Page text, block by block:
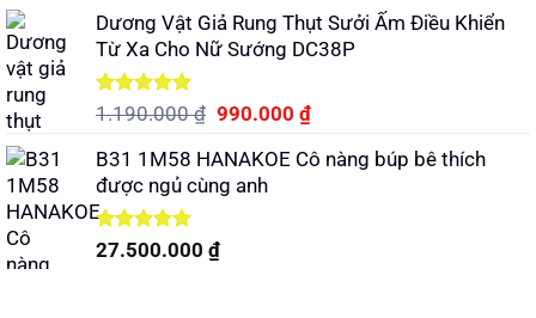
5 sao
là:
440.000 ₫.
tại
là:
Dương Vật Giả Rung Thụt Sưởi Ấm Điều Khiển
Từ Xa Cho Nữ Sướng DC38P
Được xếp
5 sao
1.190.000₫ Giá
là:
1.190.000 ₫.
990.000₫Giá
tại
B31 1M58 HANAKOE Cô nàng búp bê thích
được ngủ cùng anh
Được xếp
27.500.000 ₫